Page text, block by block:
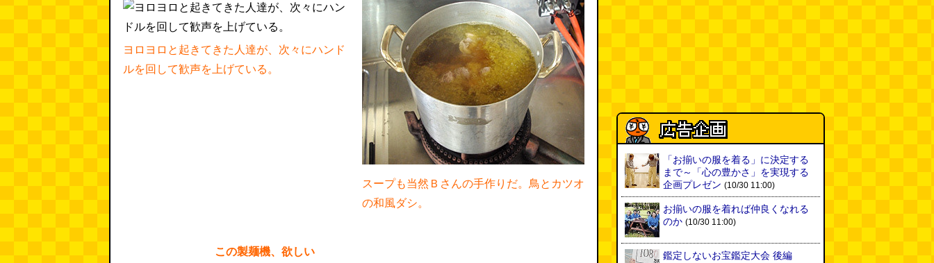
ヨロヨロと起きてきた人達が、次々にハンド
ルを回して歓声を上げている。
スープも当然Ｂさんの手作りだ。鳥とカツオ
の和風ダシ。
この製麺機、欲しい
現役、コスモスの自販機(読者投
稿) (08.03 16:00)
取り残された木(ほり) (08.03
16:00)
「入力中…」の動きを対面の会話
(08.03 11:00)
「お揃いの服を着る」に決定する
まで～「心の豊かさ」を実現する
企画プレゼン (10/30 11:00)
お揃いの服を着れば仲良くなれる
のか (10/30 11:00)
鑑定しないお宝鑑定大会 後編